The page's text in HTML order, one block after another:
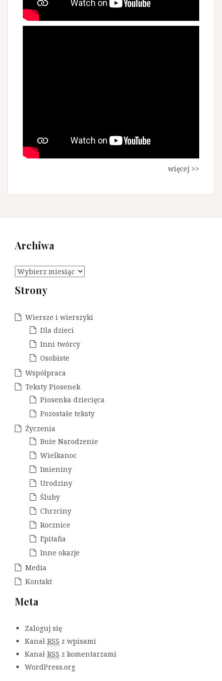
więcej >>
Archiwa
A
c
i
Strony
Wiersze i wierszyki
Dla dzieci
Inni twórcy
Osobiste
Współpraca
Teksty Piosenek
Piosenka dziecięca
Pozostałe teksty
Życzenia
Boże Narodzenie
Wielkanoc
Imieniny
Urodziny
Śluby
Chrzciny
Rocznice
Epitafia
Inne okazje
Media
Kontakt
Meta
Zaloguj się
Kanał RSS z wpisami
Kanał RSS z komentarzami
WordPress.org